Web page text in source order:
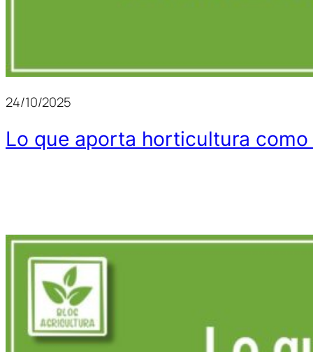
24/10/2025
Lo que aporta horticultura